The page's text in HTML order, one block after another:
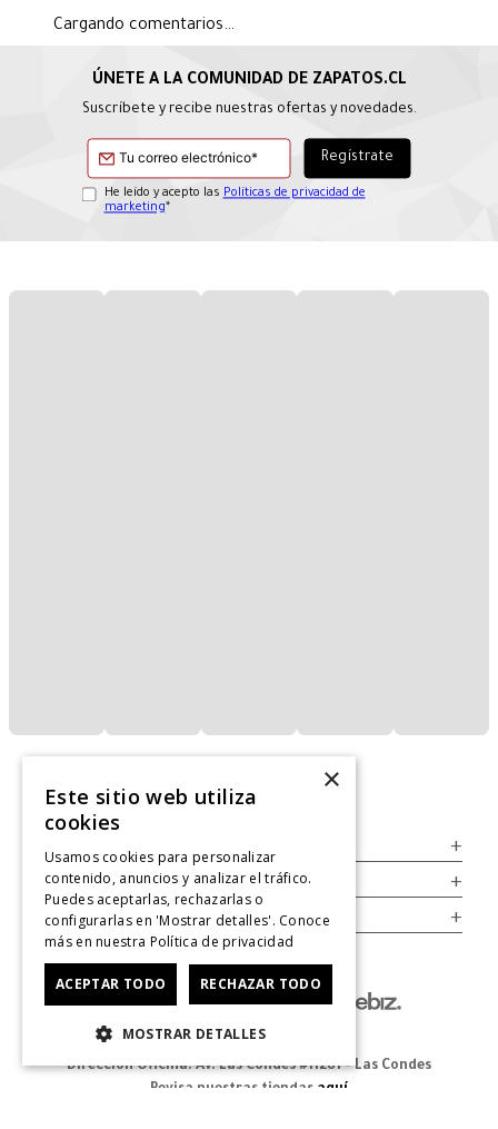
Cargando comentarios…
Suscríbete y recibe nuestras ofertas y novedades.
He leído y acepto las Políticas de privacidad de
marketing*
+
Legal +
Cuenta +
Dirección Oficina: Av. Las Condes #11281 - Las Condes
Revisa nuestras tiendas aquí
×
Este sitio web utiliza
cookies
Usamos cookies para personalizar
contenido, anuncios y analizar el tráfico.
Puedes aceptarlas, rechazarlas o
configurarlas en 'Mostrar detalles'. Conoce
más en nuestra Política de privacidad
ACEPTAR TODO RECHAZAR TODO
MOSTRAR DETALLES